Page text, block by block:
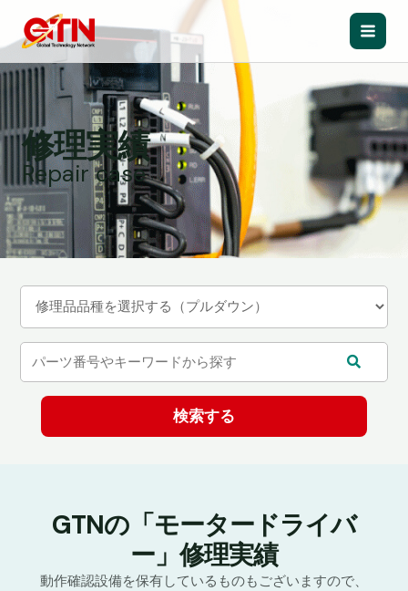
ス
プ
Main
修理実績
Repair case
GTNの「モータードライバ
ー」修理実績
動作確認設備を保有しているものもございますので、